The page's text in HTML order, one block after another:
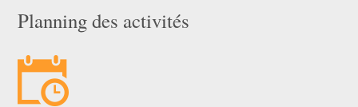
Planning des activités